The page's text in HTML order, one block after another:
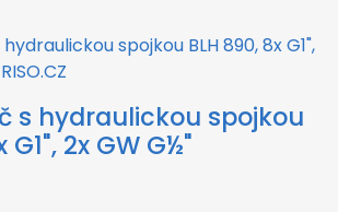
s hydraulickou spojkou
G1", 2x GW G½"